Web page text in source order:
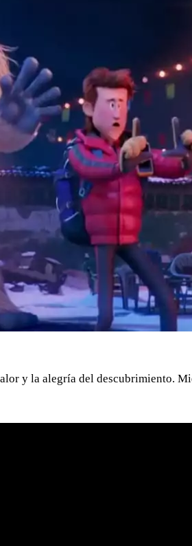
y la alegría del descubrimiento.